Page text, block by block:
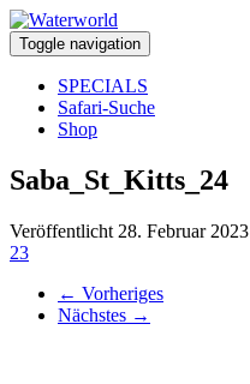
Toggle navigation
SPECIALS
Safari-Suche
Shop
Saba_St_Kitts_24
Veröffentlicht 28. Februar 2023
23
← Vorheriges
Nächstes →